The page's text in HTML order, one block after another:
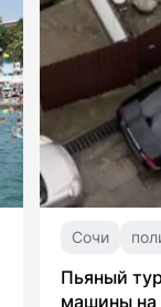
Сочи
Пьяный
машины на